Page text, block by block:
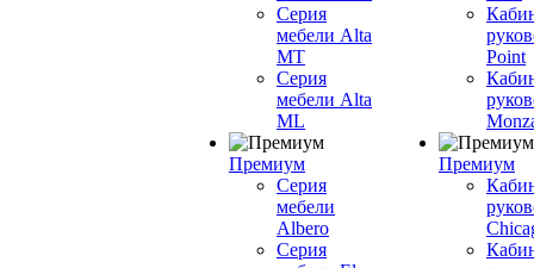
Серия
мебели Alta
MT
Серия
мебели Alta
ML
Премиум
Серия
мебели
Albero
Серия
Point
Премиум